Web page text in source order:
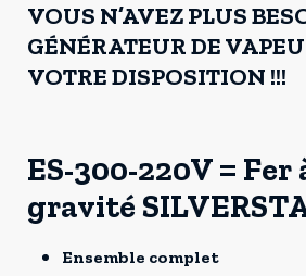
VOUS N’AVEZ PLUS
GÉNÉRATEUR DE
VOTRE DISPOSITION !!!
ES-300-220V =
gravité
Ensemble complet